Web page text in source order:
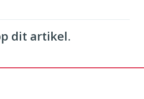
dit artikel.